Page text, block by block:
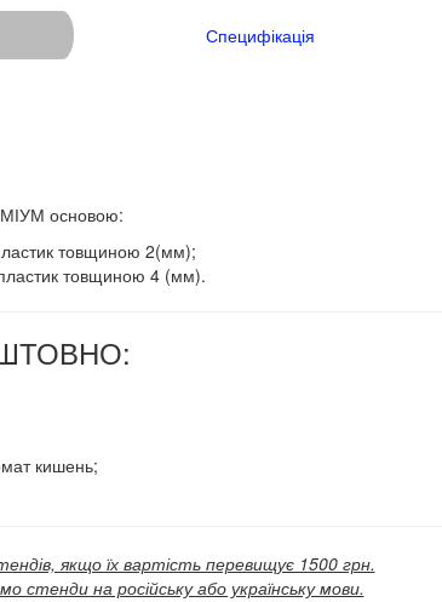
Специфікація
основою:
товщиною 2(мм);
товщиною 4 (мм).
кишень;
якщо їх вартість перевищує 1500 грн.
на російську або українську мови.